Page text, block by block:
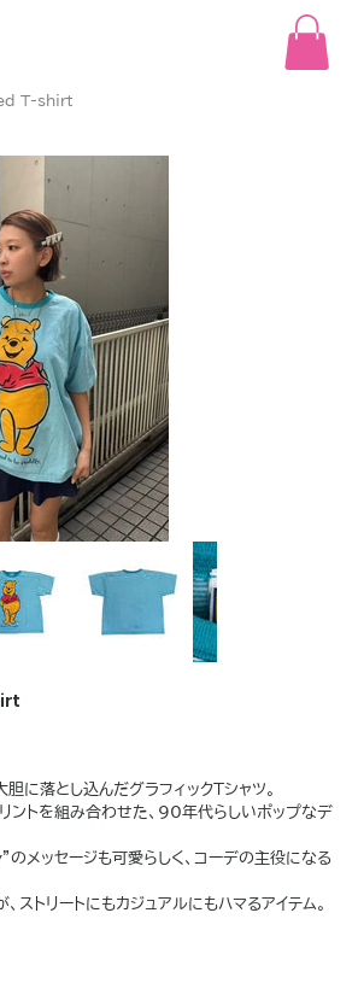
T-shirt
落とし込んだグラフィックTシャツ。
ントを組み合わせた、90年代らしいポップなデ
ッセージも可愛らしく、コーデの主役になる
ストリートにもカジュアルにもハマるアイテム。